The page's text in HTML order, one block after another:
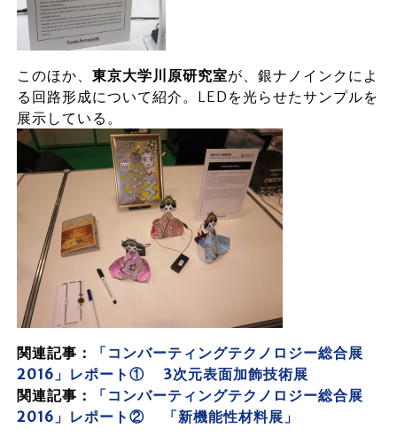
このほか、 東京大学川原研究室が、銀ナノインクによ
る回路形成について紹介。LEDを光らせたサンプルを
展示している。
関連記事：
「コンバーティングテクノロジー総合展
2016」レポート①3次元表面加飾技術展
関連記事：
「コンバーティングテクノロジー総合展
2016」レポート② 「新機能性材料展」